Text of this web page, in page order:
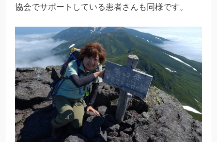
協会でサポートしている患者さんも同様です。